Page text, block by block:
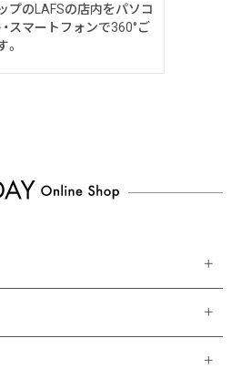
プのLAFSの店内をパソコ
・スマートフォンで360°ご